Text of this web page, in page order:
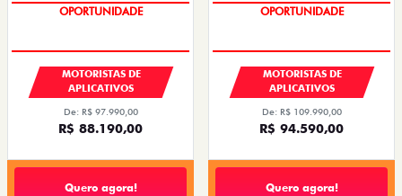
OPORTUNIDADE
MOTORISTAS DE
APLICATIVOS
De: R$ 97.990,00
R$ 88.190,00
Quero agora!
OPORTUNIDADE
MOTORISTAS DE
APLICATIVOS
De: R$ 109.990,00
R$ 94.590,00
Quero agora!